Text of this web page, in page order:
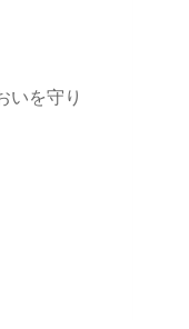
いを守り